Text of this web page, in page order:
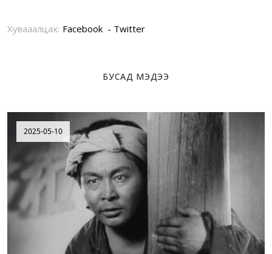
Хувааалцах: Facebook Twitter
БУСАД МЭДЭЭ
2025-05-10